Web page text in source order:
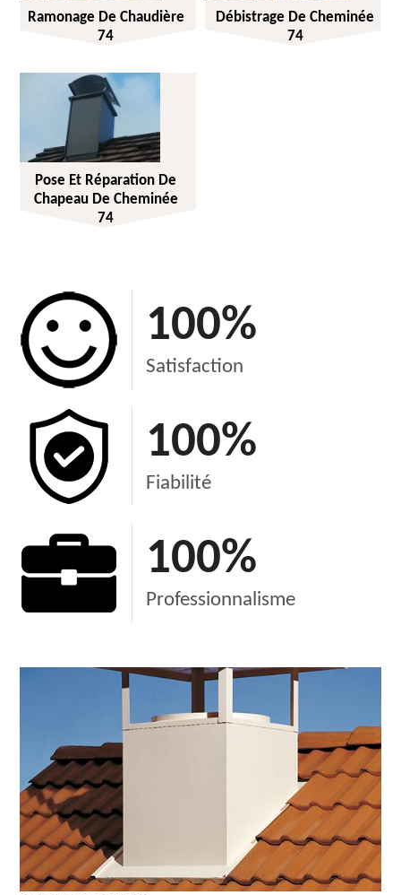
Ramonage De Chaudière
74
Débistrage De Cheminée
74
Pose Et Réparation De
Chapeau De Cheminée
74
100%
Satisfaction
100%
Fiabilité
100%
Professionnalisme